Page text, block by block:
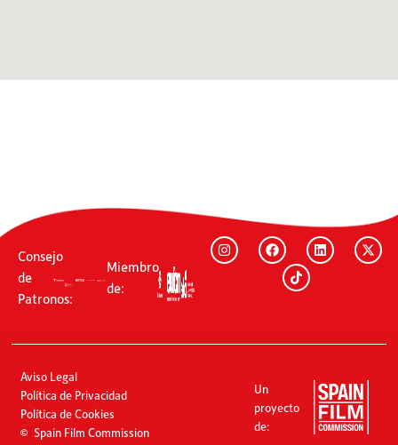
Consejo
de
Patronos:
Miembro
de:
Aviso Legal
Política de Privacidad
Política de Cookies
Spain Film Commission
Un
proyecto
de: